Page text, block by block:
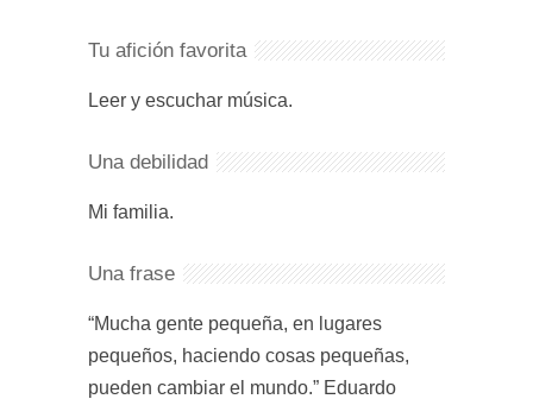
Tu afición favorita
Leer y escuchar música.
Una debilidad
Mi familia.
Una frase
“Mucha gente pequeña, en lugares
pequeños, haciendo cosas pequeñas,
pueden cambiar el mundo.” Eduardo